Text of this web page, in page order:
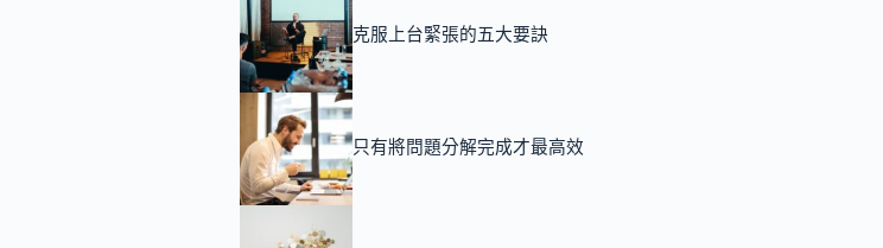
克服上台緊張的五大要訣
只有將問題分解完成才最高效